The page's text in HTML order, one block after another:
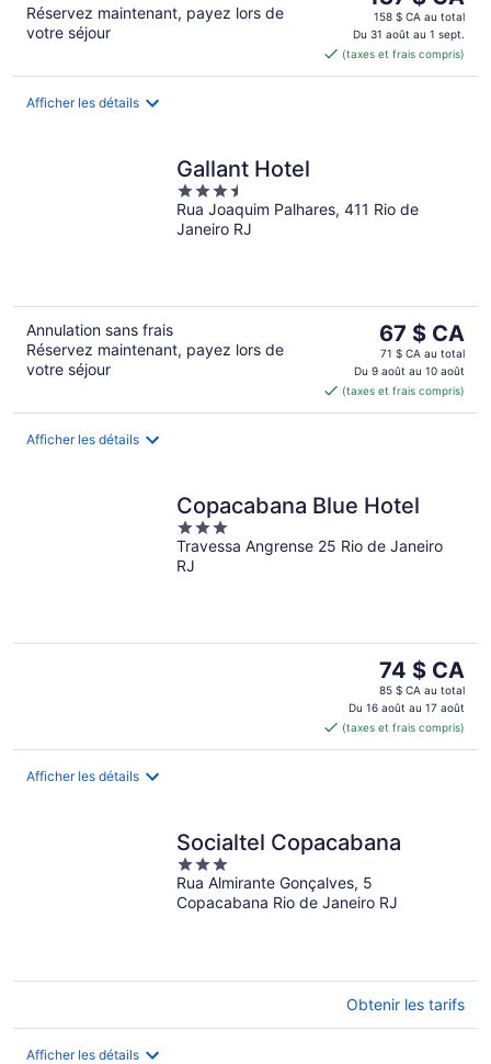
Réservez maintenant, payez lors de
votre séjour
prix
est
de 137 $ CA
par
158 $ CA au total
Du 31 août au 1 sept.
(taxes et frais compris)
Afficher les détails
Gallant Hotel
3.5
out
of
Rua Joaquim Palhares, 411 Rio de
Janeiro RJ
Annulation sans frais
Réservez maintenant, payez lors de
votre séjour
Le
prix
est
de 67 $ CA
par
67 $ CA
71 $ CA au total
Du 9 août au 10 août
(taxes et frais compris)
Afficher les détails
Copacabana Blue Hotel
3
out
of
Travessa Angrense 25 Rio de Janeiro
RJ
Le
prix
est
de 74 $ CA
par
74 $ CA
85 $ CA au total
Du 16 août au 17 août
(taxes et frais compris)
Afficher les détails
Socialtel Copacabana
3
out
of
Rua Almirante Gonçalves, 5
Copacabana Rio de Janeiro RJ
Obtenir les tarifs
Afficher les détails